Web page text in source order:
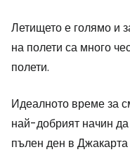
Летището е голямо и
на полети са много
полети.
Идеалното време за
най-добрият начин да
пълен ден в Джакарта